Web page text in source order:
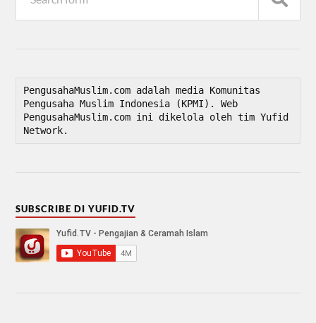
PengusahaMuslim.com adalah media Komunitas
Pengusaha Muslim Indonesia (KPMI). Web
PengusahaMuslim.com ini dikelola oleh tim Yufid
Network.
SUBSCRIBE DI YUFID.TV